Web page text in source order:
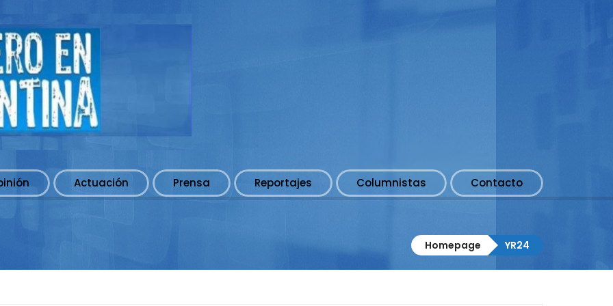
Actuación Prensa Reportajes Columnistas Contacto
Homepage YR24